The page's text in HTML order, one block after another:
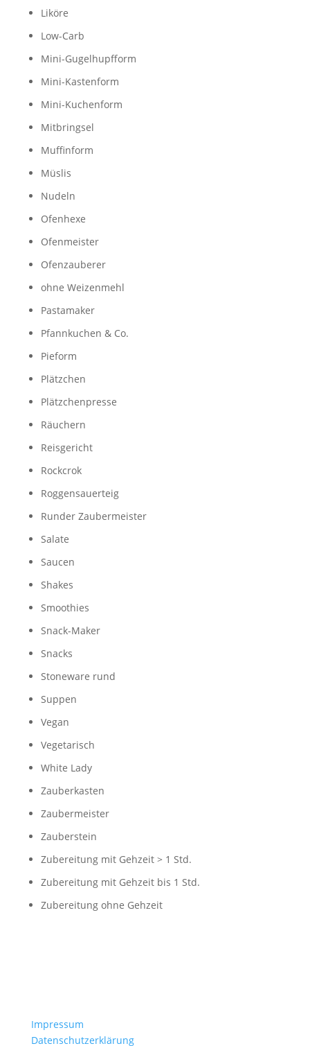
Liköre
Low-Carb
Mini-Gugelhupfform
Mini-Kastenform
Mini-Kuchenform
Mitbringsel
Muffinform
Müslis
Nudeln
Ofenhexe
Ofenmeister
Ofenzauberer
ohne Weizenmehl
Pastamaker
Pfannkuchen & Co.
Pieform
Plätzchen
Plätzchenpresse
Räuchern
Reisgericht
Rockcrok
Roggensauerteig
Runder Zaubermeister
Salate
Saucen
Shakes
Smoothies
Snack-Maker
Snacks
Stoneware rund
Suppen
Vegan
Vegetarisch
White Lady
Zauberkasten
Zaubermeister
Zauberstein
Zubereitung mit Gehzeit > 1 Std.
Zubereitung mit Gehzeit bis 1 Std.
Zubereitung ohne Gehzeit
Impressum
Datenschutzerklärung